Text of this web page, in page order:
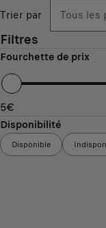
Trier par Tous les
Filtres
Fourchette de prix
5€
Disponibilité
Disponible